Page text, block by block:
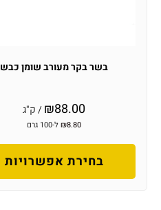
בשר בקר מעורב שומן כבש
₪88.00 / ק"ג
₪8.80 ל-100 גרם
בחירת אפשרויות